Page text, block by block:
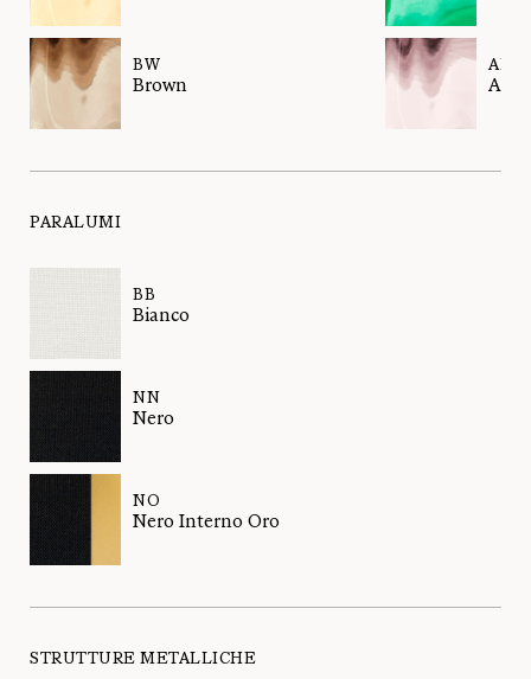
BW
Brown
AM
PARALUMI
BB
Bianco
NN
Nero
NO
Nero Interno Oro
STRUTTURE METALLICHE